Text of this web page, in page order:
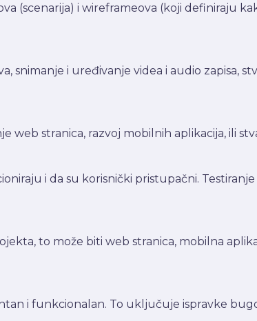
(scenarija) i wireframeova (koji definiraju
i uređivanje videa i audio zapisa,
web stranica, razvoj mobilnih aplikacija, ili
i da su korisnički pristupačni.
to može biti web stranica, mobilna
i funkcionalan. To uključuje ispravke